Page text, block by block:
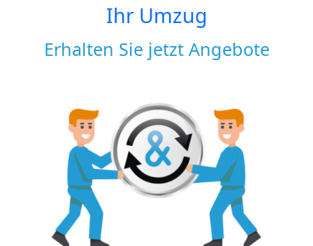
Ihr Umzug
Erhalten Sie jetzt Angebote